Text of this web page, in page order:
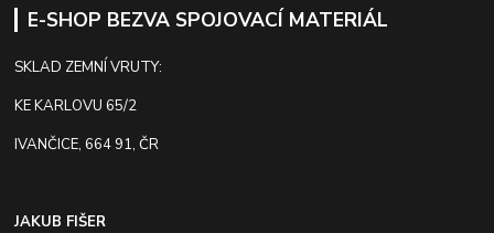
E-SHOP BEZVA SPOJOVACÍ MATERIÁL
SKLAD ZEMNÍ VRUTY:
KE KARLOVU 65/2
IVANČICE, 664 91, ČR
JAKUB FIŠER